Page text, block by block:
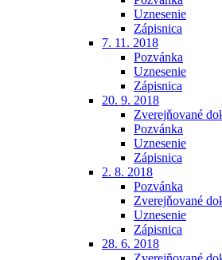
Uznesenie
Zápisnica
7. 11. 2018
Pozvánka
Uznesenie
Zápisnica
20. 9. 2018
Zverejňované
Pozvánka
Uznesenie
Zápisnica
2. 8. 2018
Pozvánka
Zverejňované
Uznesenie
Zápisnica
28. 6. 2018